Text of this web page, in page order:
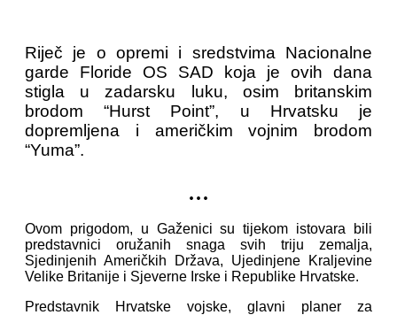
Riječ je o opremi i sredstvima Nacionalne
garde Floride OS SAD koja je ovih dana
stigla u zadarsku luku, osim britanskim
brodom “Hurst Point”, u Hrvatsku je
dopremljena i američkim vojnim brodom
“Yuma”.
...
Ovom prigodom, u Gaženici su tijekom istovara bili
predstavnici oružanih snaga svih triju zemalja,
Sjedinjenih Američkih Država, Ujedinjene Kraljevine
Velike Britanije i Sjeverne Irske i Republike Hrvatske.
Predstavnik Hrvatske vojske, glavni planer za